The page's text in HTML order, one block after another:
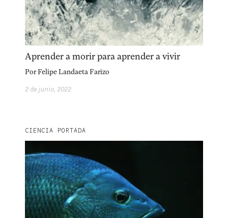
Aprender a morir para aprender a vivir
PorFelipe Landaeta Farizo
2 de junio, 2022
CIENCIA PORTADA
facebook instagram
pinterest
acerca
equipo política de envíos